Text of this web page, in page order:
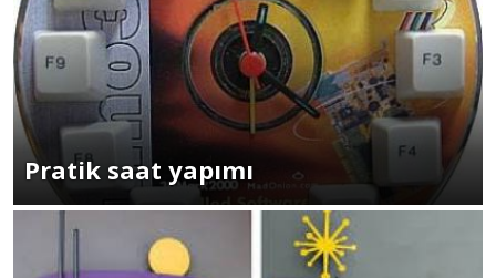
Pratik saat yapımı